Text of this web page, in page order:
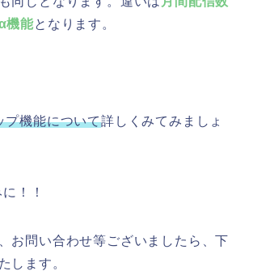
機能となります。
プ機能について詳しくみてみましょ
！！
お問い合わせ等ございましたら、下
します。